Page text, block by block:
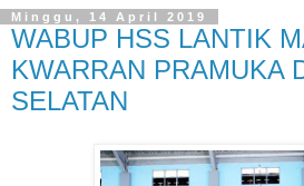
Minggu, 14 April 2019
WABUP HSS LANTIK
KWARRAN PRAMUKA
SELATAN